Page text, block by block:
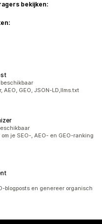
bekijken:
GEO, JSON-LD,llms.txt
je SEO-, AEO- en GEO-ranking
blogposts en genereer organisch